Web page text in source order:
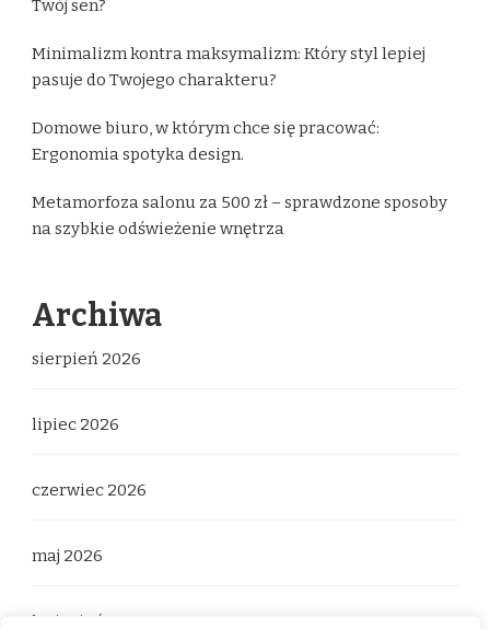
Twój sen?
Minimalizm kontra maksymalizm: Który styl lepiej
pasuje do Twojego charakteru?
Domowe biuro, w którym chce się pracować:
Ergonomia spotyka design.
Metamorfoza salonu za 500 zł – sprawdzone sposoby
na szybkie odświeżenie wnętrza
Archiwa
sierpień 2026
lipiec 2026
czerwiec 2026
maj 2026
kwiecień 2026